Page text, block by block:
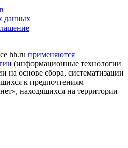
данных
hh.ru применяются
(информационные технологии
на основе сбора, систематизации
к предпочтениям
находящихся на территории